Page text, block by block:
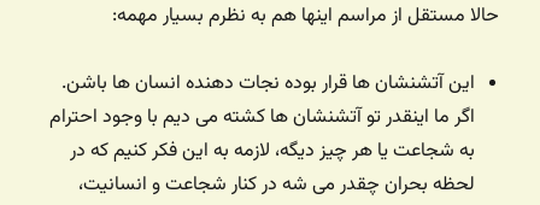
حالا مستقل از مراسم اینها هم به نظرم بسیار مهمه:
این آتشنشان ها قرار بوده نجات دهنده انسان ها باشن.
اگر ما اینقدر تو آتشنشان ها کشته می دیم با وجود احترام
به شجاعت یا هر چیز دیگه، لازمه به این فکر کنیم که در
لحظه بحران چقدر می شه در کنار شجاعت و انسانیت،